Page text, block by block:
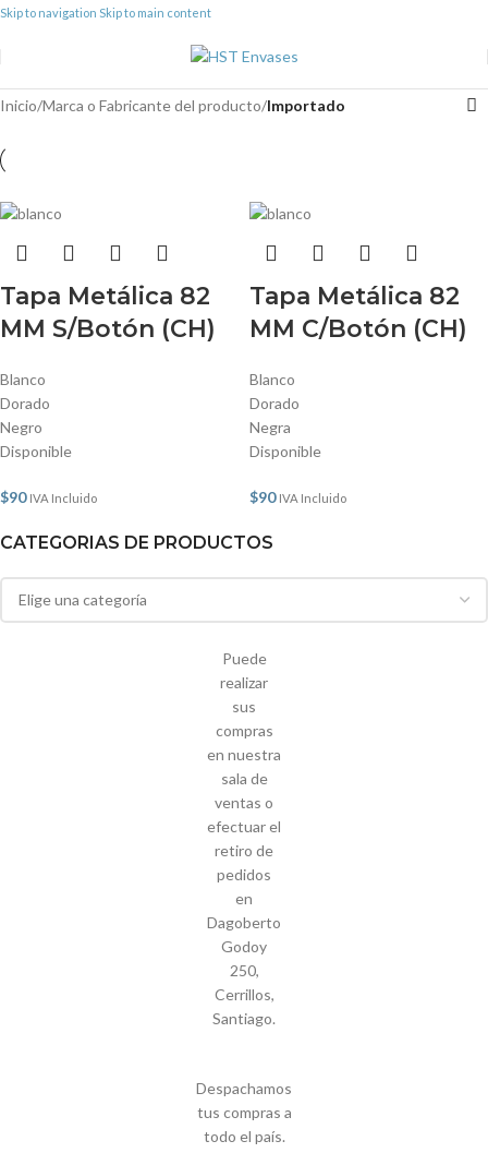
Skip to navigation Skip to main content
CATEGORIAS DE PRODUCTOS
Puede
realizar
sus
compras
en nuestra
sala de
ventas o
efectuar el
retiro de
pedidos
en
Dagoberto
Godoy
250,
Cerrillos,
Santiago.
Despachamos
tus compras a
todo el país.
Inicio/Marca o Fabricante del producto/Importado
Tapa Metálica 82
MM S/Botón (CH)
Blanco
Dorado
Negro
Disponible
$90 IVA Incluido
Tapa Metálica 82
MM C/Botón (CH)
Blanco
Dorado
Negra
Disponible
$90 IVA Incluido